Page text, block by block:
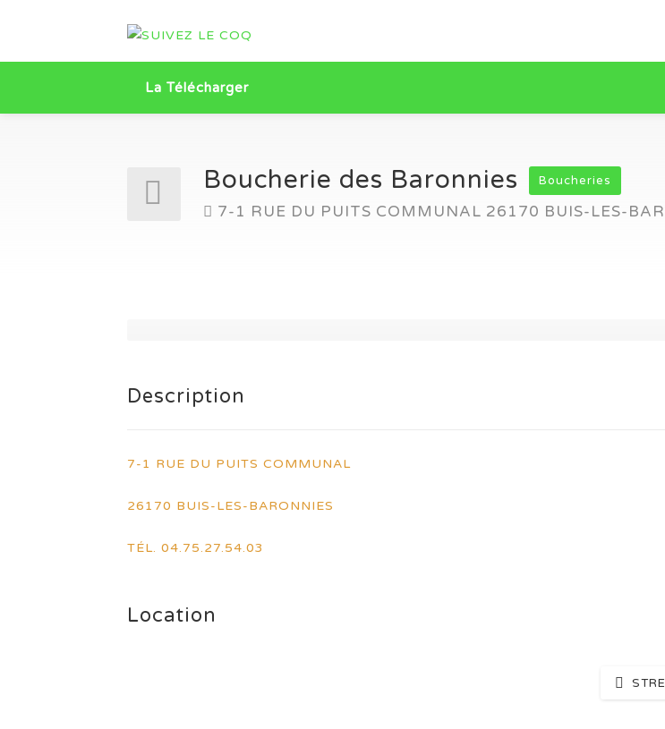
La Télécharger
Boucherie des Baronnies Boucheries
7-1 RUE DU PUITS COMMUNAL 26170 BUIS-LES-
Description
7-1 RUE DU PUITS COMMUNAL
26170 BUIS-LES-BARONNIES
TÉL. 04.75.27.54.03
Location